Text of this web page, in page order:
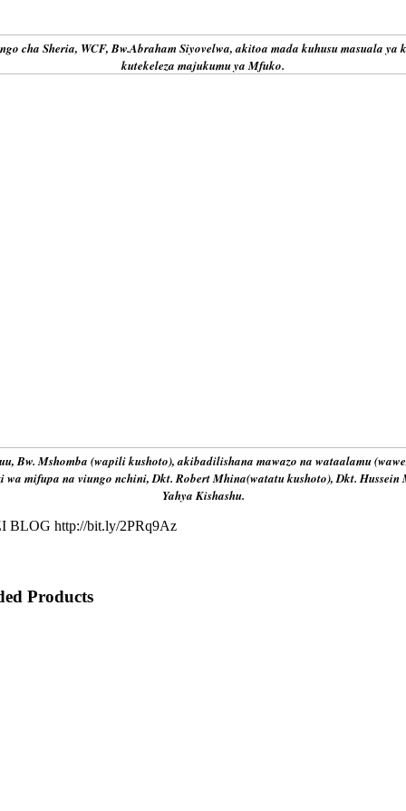
cha Sheria, WCF, Bw.Abraham Siyovelwa, akitoa mada kuhusu masuala ya
kutekeleza majukumu ya Mfuko.
Bw. Mshomba (wapili kushoto), akibadilishana mawazo na wataalamu
wa mifupa na viungo nchini, Dkt. Robert Mhina(watatu kushoto), Dkt. Hussein
Yahya Kishashu.
BLOG http://bit.ly/2PRq9Az
Products